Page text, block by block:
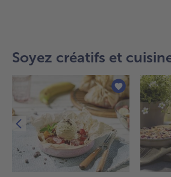
Soyez créatifs et